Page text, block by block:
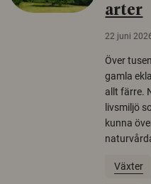
arter
22 juni
Över
gamla
allt färre.
livsmiljö
kunna
Växter